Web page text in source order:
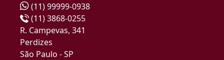
(11) 99999-0938
(11) 3868-0255
R. Campevas, 341
Perdizes
São Paulo - SP